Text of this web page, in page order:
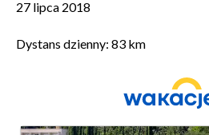
27 lipca 2018
Dystans dzienny: 83 km